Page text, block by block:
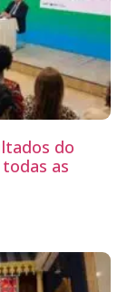
do
as